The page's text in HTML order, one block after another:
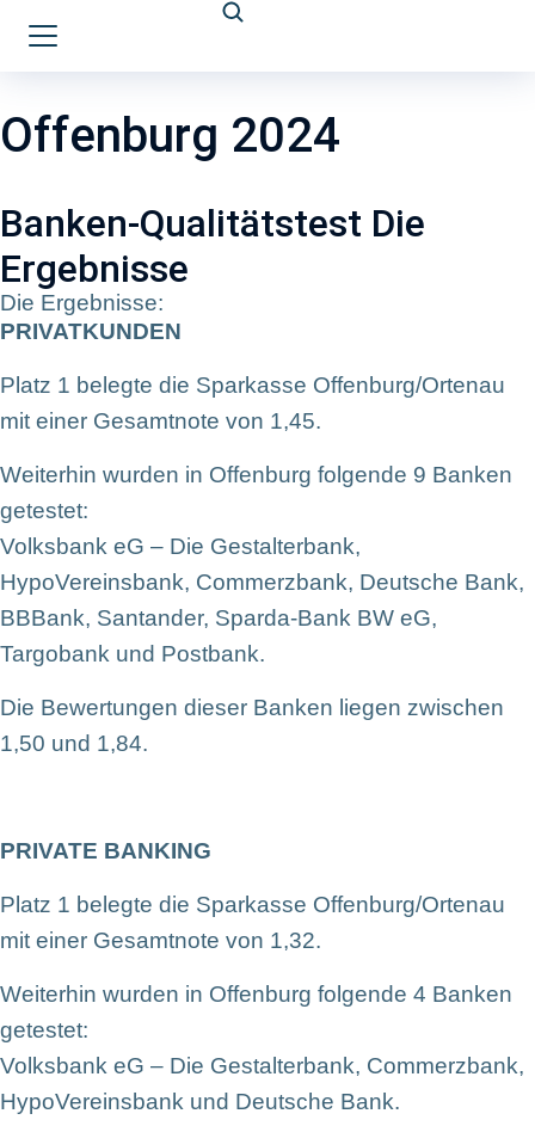
Offenburg 2024
Banken-Qualitätstest Die
Ergebnisse
Die Ergebnisse:
PRIVATKUNDEN
Platz 1 belegte die Sparkasse Offenburg/Ortenau
mit einer Gesamtnote von 1,45.
Weiterhin wurden in Offenburg folgende 9 Banken
getestet:
Volksbank eG – Die Gestalterbank,
HypoVereinsbank, Commerzbank, Deutsche Bank,
BBBank, Santander, Sparda-Bank BW eG,
Targobank und Postbank.
Die Bewertungen dieser Banken liegen zwischen
1,50 und 1,84.
PRIVATE BANKING
Platz 1 belegte die Sparkasse Offenburg/Ortenau
mit einer Gesamtnote von 1,32.
Weiterhin wurden in Offenburg folgende 4 Banken
getestet:
Volksbank eG – Die Gestalterbank, Commerzbank,
HypoVereinsbank und Deutsche Bank.